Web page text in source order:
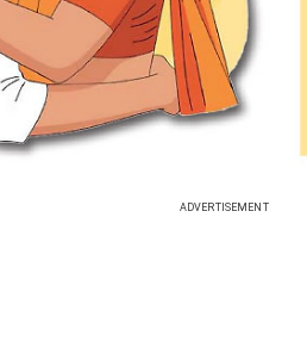
ADVERTISEMENT